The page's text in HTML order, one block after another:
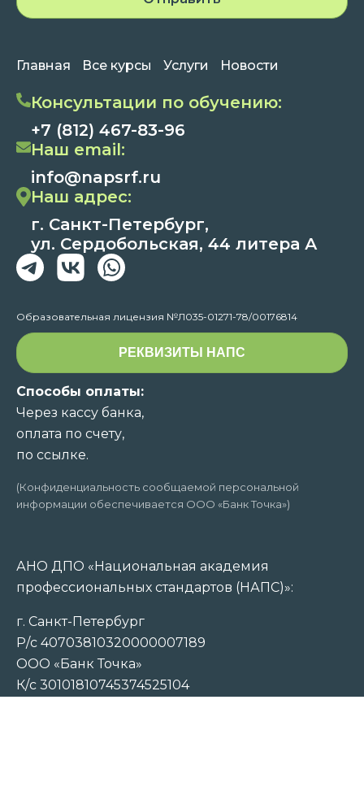
Главная Все курсы Услуги Новости
Консультации по обучению:
+7 (812) 467-83-96
Наш email:
info@napsrf.ru
Наш адрес:
г. Санкт-Петербург,
ул. Сердобольская, 44 литера А
Образовательная лицензия №Л035-01271-78/00176814
РЕКВИЗИТЫ НАПС
Способы оплаты:
Через кассу банка,
оплата по счету,
по ссылке.
(Конфиденциальность сообщаемой персональной
информации обеспечивается ООО «Банк Точка»)
АНО ДПО «Национальная академия
профессиональных стандартов (НАПС)»:
г. Санкт-Петербург
Р/с 40703810320000007189
ООО «Банк Точка»
К/с 30101810745374525104